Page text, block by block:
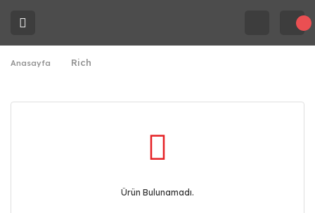
Anasayfa Rich
Ürün Bulunamadı.